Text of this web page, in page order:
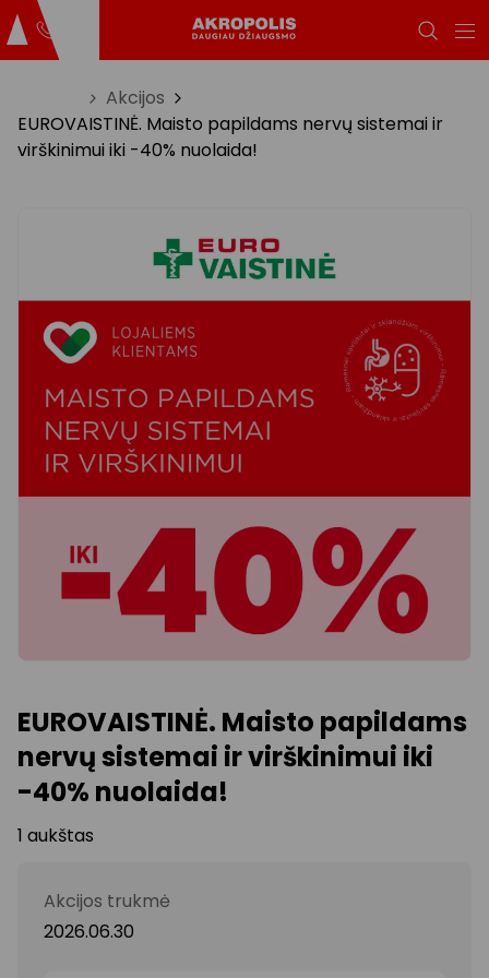
Akcijos
EUROVAISTINĖ. Maisto papildams nervų sistemai ir
virškinimui iki -40% nuolaida!
EUROVAISTINĖ. Maisto papildams
nervų sistemai ir virškinimui iki
-40% nuolaida!
1 aukštas
Akcijos trukmė
2026.06.30